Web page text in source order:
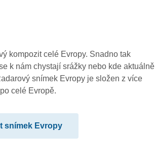
05:20
05:10
05:00
kompozit celé Evropy. Snadno tak
k nám chystají srážky nebo kde aktuálně
snímek Evropy je složen z více
celé Evropě.
snímek Evropy